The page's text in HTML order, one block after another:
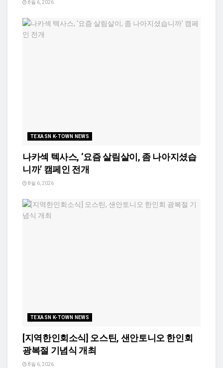
8월 6, 2026
TEXASN K-TOWN NEWS
나카섹 텍사스, ‘요즘 살림살이, 좀 나아지셨습
니까’ 캠페인 전개
8월 6, 2026
TEXASN K-TOWN NEWS
[지역한인회소식] 오스틴, 샌안토니오 한인회
광복절 기념식 개최
8월 6, 2026